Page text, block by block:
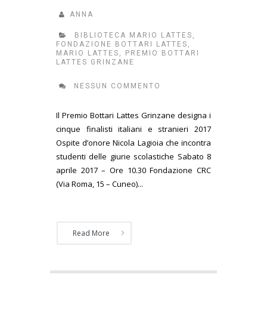
ANNA
BIBLIOTECA MARIO LATTES
FONDAZIONE BOTTARI LATTES
MARIO LATTES
PREMIO BOTTARI
LATTES GRINZANE
NESSUN COMMENTO
Il Premio Bottari Lattes Grinzane designa i
cinque finalisti italiani e stranieri 2017
Ospite d’onore Nicola Lagioia che incontra
studenti delle giurie scolastiche Sabato 8
aprile 2017 – Ore 10.30 Fondazione CRC
(Via Roma, 15 – Cuneo)...
Read More